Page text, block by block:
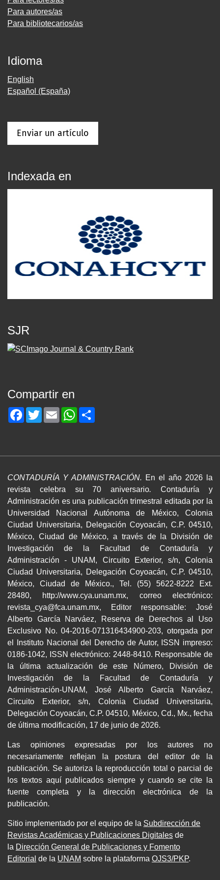
Para autores/as
Para bibliotecarios/as
Idioma
English
Español (España)
Enviar un artículo
Indexada en
SJR
Compartir en
Facebook
TwitterEmailWhatsApp
CONTADURÍA Y ADMINISTRACIÓN. En el año 2026 la
revista celebra su 70 aniversario.Contaduría y
Administración es una publicación trimestral editada por la
Universidad Nacional Autónoma de México, Colonia
Ciudad Universitaria, Delegación Coyoacán, C.P. 04510,
México, Ciudad de México, a través de la División de
Investigación de la Facultad de Contaduría y
Administración - UNAM, Circuito Exterior, s/n, Colonia
Ciudad Universitaria, Delegación Coyoacán, C.P. 04510,
México, Ciudad de México., Tel. (55) 5622-8222 Ext.
28480, http://www.cya.unam.mx, correo electrónico:
revista_cya@fca.unam.mx, Editor responsable: José
Alberto García Narváez, Reserva de Derechos al Uso
Exclusivo No. 04-2016-071316434900-203, otorgada por
el Instituto Nacional del Derecho de Autor, ISSN impreso:
0186-1042, ISSN electrónico: 2448-8410. Responsable de
la última actualización de este Número, División de
Investigación de la Facultad de Contaduría y
Administración-UNAM, José Alberto García Narváez,
Circuito Exterior, s/n, Colonia Ciudad Universitaria,
Delegación Coyoacán, C.P. 04510, México, Cd., Mx., fecha
de última modificación, 17 de junio de 2026.
Las opiniones expresadas por los autores no
necesariamente reflejan la postura del editor de la
publicación. Se autoriza la reproducción total o parcial de
los textos aquí publicados siempre y cuando se cite la
fuente completa y la dirección electrónica de la
publicación.
Sitio implementado por el equipo de la Subdirección de
Revistas Académicas y Publicaciones Digitales de
la Dirección General de Publicaciones y Fomento
Editorial de la UNAM sobre la plataforma OJS3/PKP.